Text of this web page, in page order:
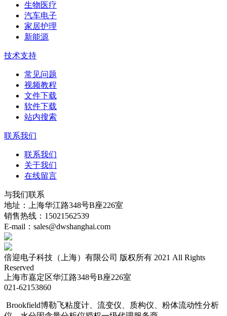
生物医疗
汽车电子
家居护理
新能源
技术支持
常见问题
视频教程
文件下载
软件下载
站内搜索
联系我们
联系我们
关于我们
在线留言
与我们联系
地址：上海华江路348号B座226室
销售热线：15021562539
E-mail：sales@dwshanghai.com
倍迎电子科技（上海）有限公司 版权所有 2021 All Rights
Reserved
上海市嘉定区华江路348号B座226室
021-62153860
Brookfield博勒飞粘度计、流变仪、质构仪、粉体流动性分析